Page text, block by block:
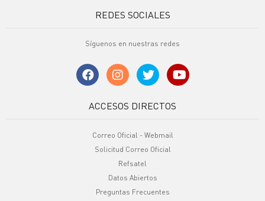
REDES SOCIALES
Síguenos en nuestras redes
ACCESOS DIRECTOS
Correo Oficial - Webmail
Solicitud Correo Oficial
Refsatel
Datos Abiertos
Preguntas Frecuentes